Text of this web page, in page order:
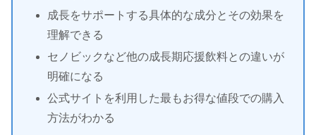
成長をサポートする具体的な成分とその効果を
理解できる
セノビックなど他の成長期応援飲料との違いが
明確になる
公式サイトを利用した最もお得な値段での購入
方法がわかる